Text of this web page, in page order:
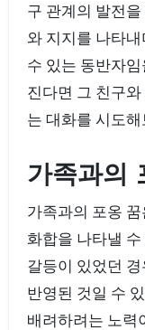
구 관계의 발전
와 지지를 나타
수 있는 동반자
진다면 그 친구
는 대화를 시도
가족과의
가족과의 포옹
화합을 나타낼
갈등이 있었던
반영된 것일 수
배려하려는 노력